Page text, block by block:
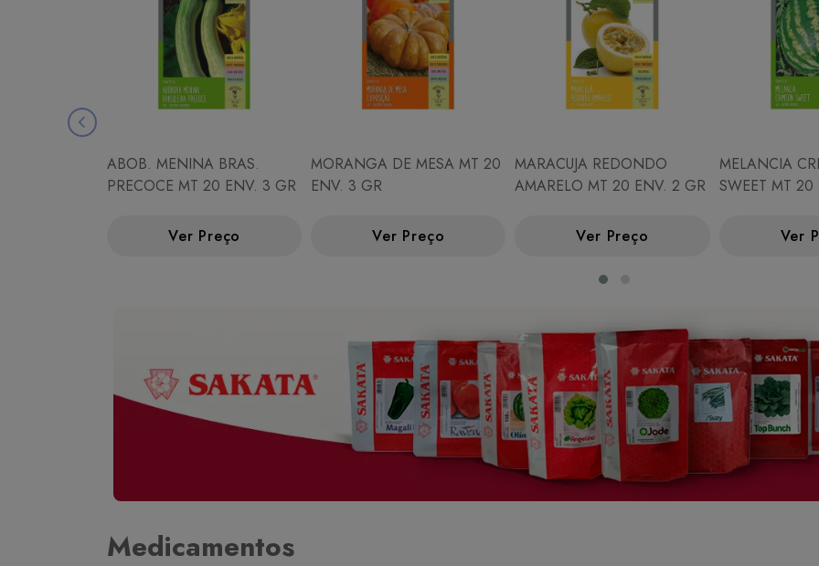
ABOB. MENINA BRAS.
PRECOCE MT 20 ENV. 3 GR
Ver Preço
MORANGA DE MESA MT 20
ENV. 3 GR
Ver Preço
MARACUJA REDONDO
AMARELO MT 20 ENV. 2 GR
Ver Preço
MELANCIA
SWEET MT
Ver
Medicamentos